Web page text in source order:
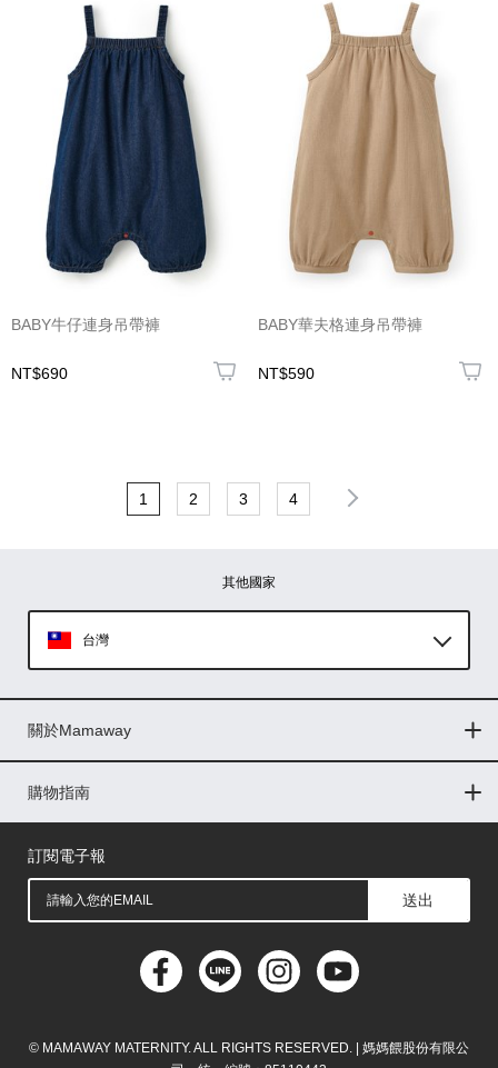
BABY牛仔連身吊帶褲
NT$690
BABY華夫格連身吊帶褲
NT$590
1 2 3 4
其他國家
台灣
印尼
菲律賓
馬來西亞
關於Mamaway
門市據點
最新消息
品牌故事
人力招募
媒體花絮
隱私權聲明
CSR企業社會責任
購物指南
購物常見問題
退換貨問題
儲值金使用條款
購買儲值金
發票問題
會員權益
線上留言
吸乳器-免費體驗
訂閱電子報
送出
© MAMAWAY MATERNITY. ALL RIGHTS RESERVED. | 媽媽餵股份有限公